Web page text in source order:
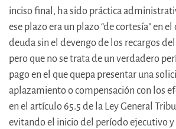
inciso final, ha sido práctica
ese plazo era un plazo “de cortesía” en
deuda sin el devengo de los recargos
pero que no se trata de un verdadero
pago en el que quepa presentar una
aplazamiento o compensación con los
en el artículo 65.5 de la Ley General
evitando el inicio del período ejecutivo y